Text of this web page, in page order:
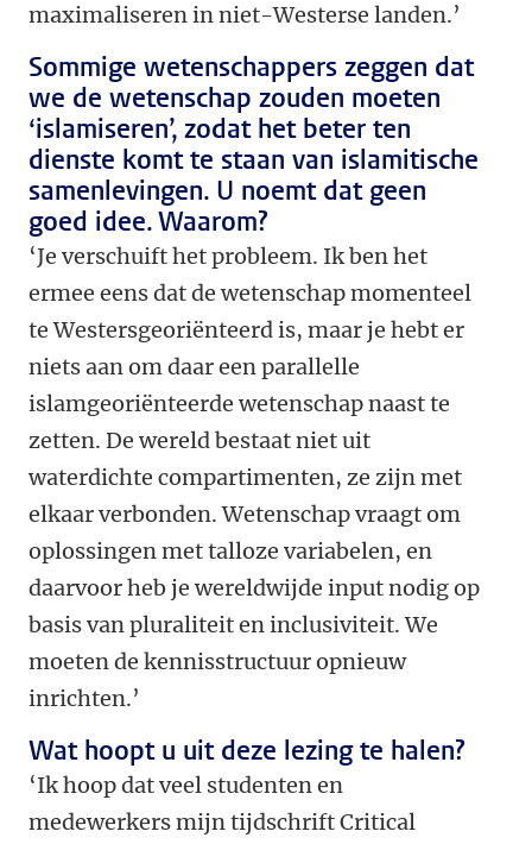
maximaliseren in niet-Westerse landen.’
Sommige wetenschappers zeggen dat
we de wetenschap zouden moeten
‘islamiseren’, zodat het beter ten
dienste komt te staan van islamitische
samenlevingen. U noemt dat geen
goed idee. Waarom?
‘Je verschuift het probleem. Ik ben het
ermee eens dat de wetenschap momenteel
te Westersgeoriënteerd is, maar je hebt er
niets aan om daar een parallelle
islamgeoriënteerde wetenschap naast te
zetten. De wereld bestaat niet uit
waterdichte compartimenten, ze zijn met
elkaar verbonden. Wetenschap vraagt om
oplossingen met talloze variabelen, en
daarvoor heb je wereldwijde input nodig op
basis van pluraliteit en inclusiviteit. We
moeten de kennisstructuur opnieuw
inrichten.’
Wat hoopt u uit deze lezing te halen?
‘Ik hoop dat veel studenten en
medewerkers mijn tijdschrift Critical